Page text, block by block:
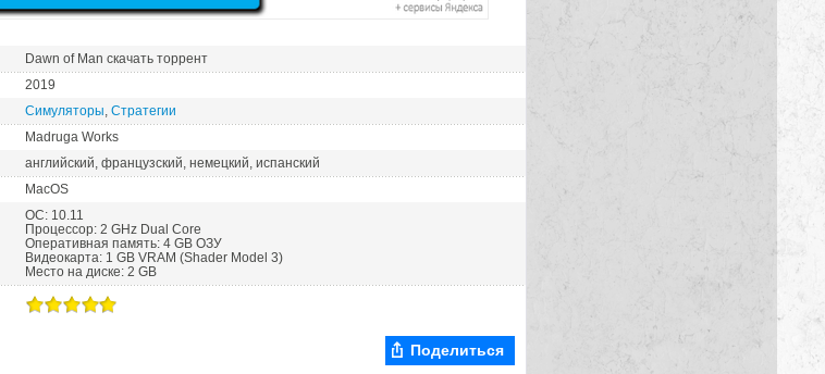
Dawn of Man скачать торрент
2019
Симуляторы, Стратегии
Madruga Works
английский, французский, немецкий, испанский
MacOS
ОС: 10.11
Процессор: 2 GHz Dual Core
Оперативная память: 4 GB ОЗУ
Видеокарта: 1 GB VRAM (Shader Model 3)
Место на диске: 2 GB
Поделиться